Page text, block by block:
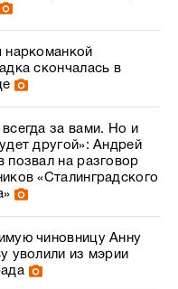
наркоманкой
скончалась в
за вами. Но и
другой»: Андрей
позвал на разговор
«Сталинградского
чиновницу Анну
уволили из мэрии